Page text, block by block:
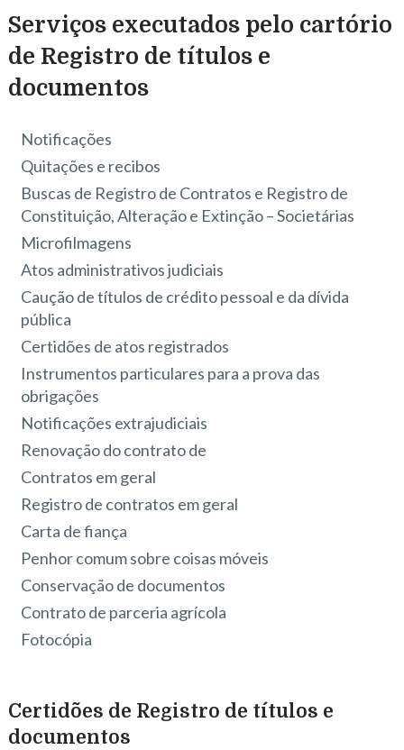
Serviços executados pelo cartório
de Registro de títulos e
documentos
Notificações
Quitações e recibos
Buscas de Registro de Contratos e Registro de
Constituição, Alteração e Extinção – Societárias
Microfilmagens
Atos administrativos judiciais
Caução de títulos de crédito pessoal e da dívida
pública
Certidões de atos registrados
Instrumentos particulares para a prova das
obrigações
Notificações extrajudiciais
Renovação do contrato de
Contratos em geral
Registro de contratos em geral
Carta de fiança
Penhor comum sobre coisas móveis
Conservação de documentos
Contrato de parceria agrícola
Fotocópia
Certidões de Registro de títulos e
documentos